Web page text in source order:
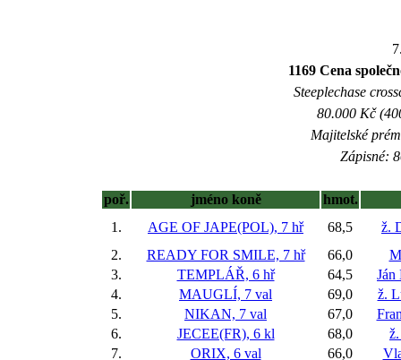
1169 Cena
Steeplechase
80.000 Kč
Majitelské
Zápisné:
poř. jméno koně
hmot.
1.
AGE OF JAPE(POL), 7 hř 68,5
ž.
2.
READY FOR SMILE, 7 hř 66,0
3.
TEMPLÁŘ, 6 hř 64,5
4.
MAUGLÍ, 7 val 69,0
ž.
5.
NIKAN, 7 val 67,0
6.
JECEE(FR), 6 kl 68,0
7.
ORIX, 6 val 66,0